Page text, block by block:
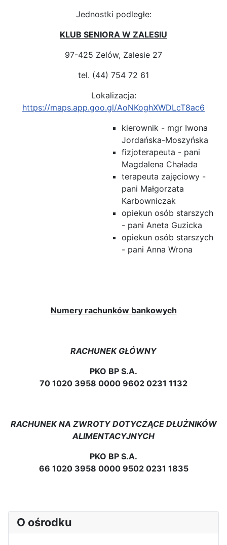
Jednostki podległe:
KLUB SENIORA W ZALESIU
97-425 Zelów, Zalesie 27
tel. (44) 754 72 61
Lokalizacja:
https://maps.app.goo.gl/AoNKoghXWDLcT8ac6
kierownik - mgr Iwona
Jordańska-Moszyńska
fizjoterapeuta - pani
Magdalena Chałada
terapeuta zajęciowy -
pani Małgorzata
Karbowniczak
opiekun osób starszych
- pani Aneta Guzicka
opiekun osób starszych
- pani Anna Wrona
Numery rachunków bankowych
RACHUNEK GŁÓWNY
PKO BP S.A.
70 1020 3958 0000 9602 0231 1132
RACHUNEK NA ZWROTY DOTYCZĄCE DŁUŻNIKÓW
ALIMENTACYJNYCH
PKO BP S.A.
66 1020 3958 0000 9502 0231 1835
O ośrodku